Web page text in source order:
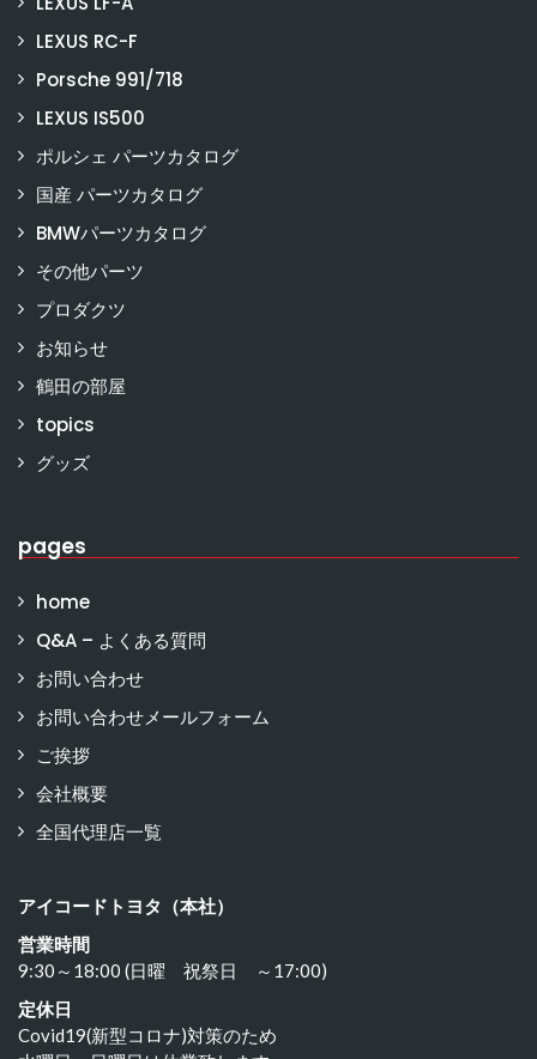
LEXUS RC-F
Porsche 991/718
LEXUS IS500
ポルシェ パーツカタログ
国産 パーツカタログ
BMWパーツカタログ
その他パーツ
プロダクツ
お知らせ
鶴田の部屋
topics
グッズ
pages
home
Q&A – よくある質問
お問い合わせ
お問い合わせメールフォーム
ご挨拶
会社概要
全国代理店一覧
アイコードトヨタ（本社）
営業時間
9:30～18:00 (日曜 祝祭日 ～17:00)
定休日
Covid19(新型コロナ)対策のため